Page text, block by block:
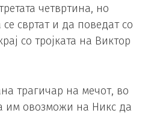
четвртина, но
свртат и да поведат со
со тројката на Виктор
трагичар на мечот, во
им овозможи на Никс да